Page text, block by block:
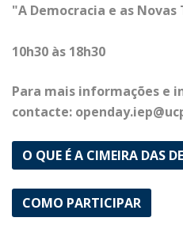
"A Democracia e as
10h30 às 18h30
Para mais informações e
contacte:
O QUE É A CIMEIRA DAS
COMO PARTICIPAR